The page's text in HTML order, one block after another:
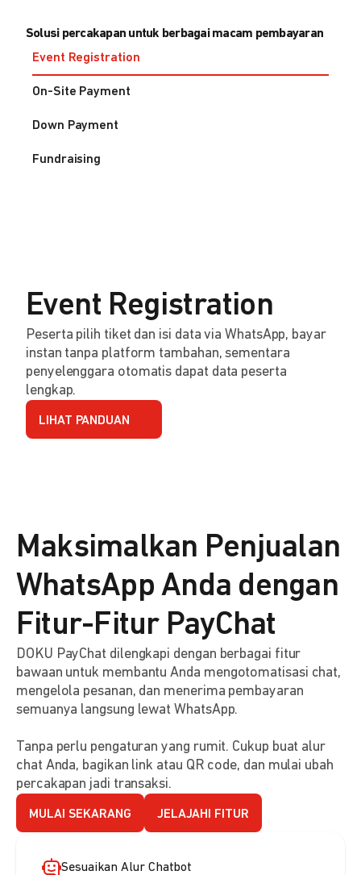
Solusi percakapan untuk berbagai macam pembayaran
Event Registration
On-Site Payment
Down Payment
Fundraising
Event Registration
Peserta pilih tiket dan isi data via WhatsApp, bayar
instan tanpa platform tambahan, sementara
penyelenggara otomatis dapat data peserta
lengkap.
LIHAT PANDUAN
Maksimalkan Penjualan
WhatsApp Anda dengan
Fitur-Fitur PayChat
DOKU PayChat dilengkapi dengan berbagai fitur
bawaan untuk membantu Anda mengotomatisasi chat,
mengelola pesanan, dan menerima pembayaran
semuanya langsung lewat WhatsApp.
Tanpa perlu pengaturan yang rumit. Cukup buat alur
chat Anda, bagikan link atau QR code, dan mulai ubah
percakapan jadi transaksi.
MULAI SEKARANG JELAJAHI FITUR
Sesuaikan Alur Chatbot